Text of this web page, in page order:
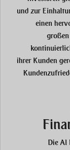
und zur
einen
ihrer Kunden
Die Al